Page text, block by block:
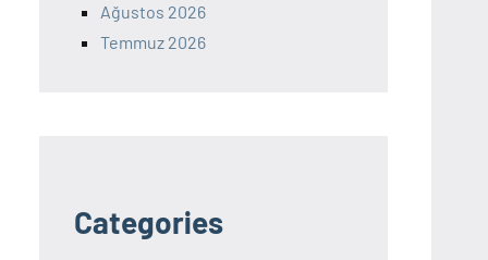
Ağustos 2026
Temmuz 2026
Categories